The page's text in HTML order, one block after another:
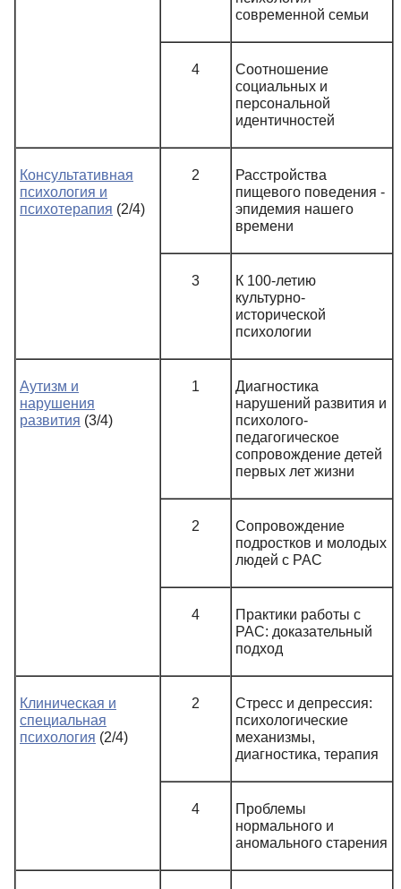
современной семьи
4
Соотношение
социальных и
персональной
идентичностей
Консультативная
психология и
психотерапия (2/4)
2
Расстройства
пищевого поведения -
эпидемия нашего
времени
3
К 100-летию
культурно-
исторической
психологии
Аутизм и
нарушения
развития (3/4)
1
Диагностика
нарушений развития и
психолого-
педагогическое
сопровождение детей
первых лет жизни
2
Сопровождение
подростков и молодых
людей с РАС
4
Практики работы с
РАС: доказательный
подход
Клиническая и
специальная
психология (2/4)
2
Стресс и депрессия:
психологические
механизмы,
диагностика, терапия
4
Проблемы
нормального и
аномального старения